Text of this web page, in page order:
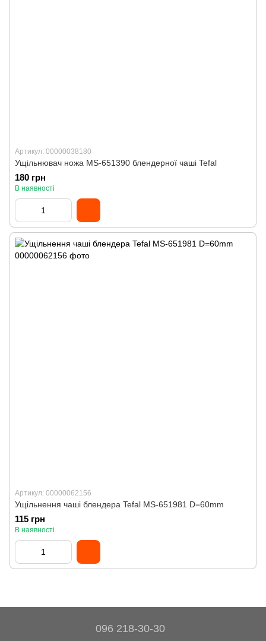
Артикул: 00000038180
Ущільнювач ножа MS-651390 блендерної чаші Tefal
180 грн
В наявності
Артикул: 00000062156
Ущільнення чаші блендера Tefal MS-651981 D=60mm
115 грн
В наявності
096 218-30-30